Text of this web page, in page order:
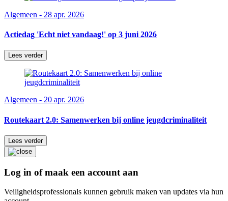
Algemeen - 28 apr. 2026
Actiedag 'Echt niet vandaag!' op 3 juni 2026
Lees verder
Algemeen - 20 apr. 2026
Routekaart 2.0: Samenwerken bij online jeugdcriminaliteit
Lees verder
Log in of maak een account aan
Veiligheidsprofessionals kunnen gebruik maken van updates via hun